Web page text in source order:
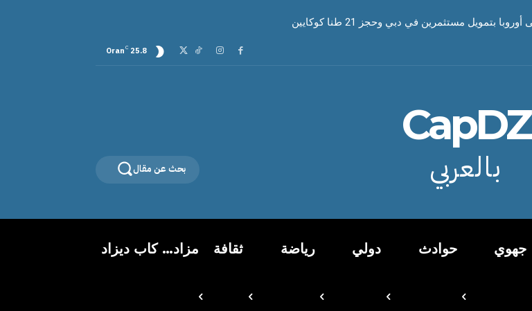
بتمويل مستثمرين في دبي وحجز 21 طنا كوكايين
25.8
C
Oran
CapDZ
بالعربي بحث عن مقال
جهوي حوادث دولي رياضة ثقافة مزاد… كاب ديزاد